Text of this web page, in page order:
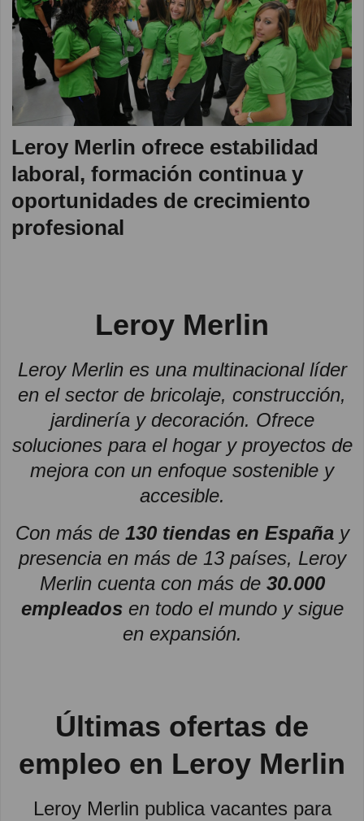
Leroy Merlin ofrece estabilidad
laboral, formación continua y
oportunidades de crecimiento
profesional
Leroy Merlin
Leroy Merlin es una multinacional líder
en el sector de bricolaje, construcción,
jardinería y decoración. Ofrece
soluciones para el hogar y proyectos de
mejora con un enfoque sostenible y
accesible.
Con más de 130 tiendas en Españay
presencia en más de 13 países, Leroy
Merlin cuenta con más de 30.000
empleadosen todo el mundo y sigue
en expansión.
Últimas ofertas de
empleo en Leroy Merlin
Leroy Merlin publica vacantes para